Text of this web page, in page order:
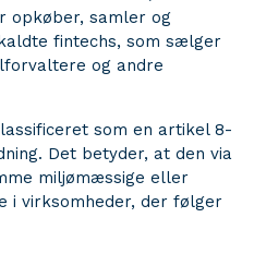
opkøber, samler og
fintechs, som sælger
og andre
som en artikel 8-
Det betyder, at den via
miljømæssige eller
i virksomheder, der følger